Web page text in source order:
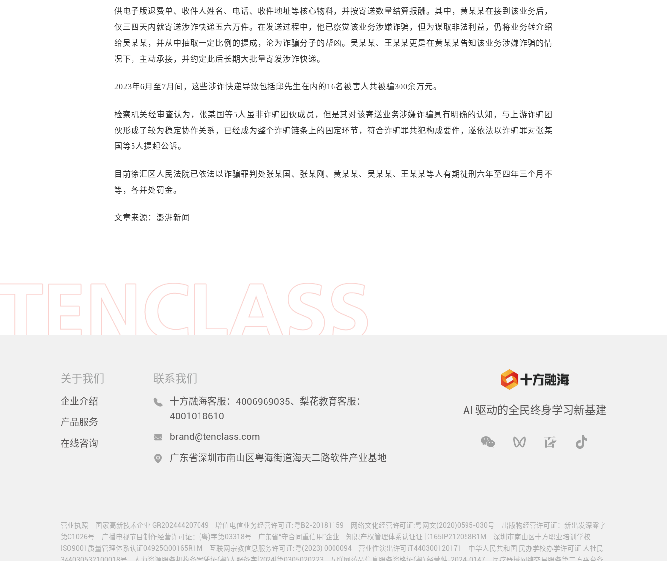
供电子版退费单、收件人姓名、电话、收件地址等核心物料，并按寄送数量结算报酬。其中，黄某某在接到该业务后，
仅三四天内就寄送涉诈快递五六万件。在发送过程中，他已察觉该业务涉嫌诈骗，但为谋取非法利益，仍将业务转介绍
给吴某某，并从中抽取一定比例的提成，沦为诈骗分子的帮凶。吴某某、王某某更是在黄某某告知该业务涉嫌诈骗的情
况下，主动承接，并约定此后长期大批量寄发涉诈快递。
2023年6月至7月间，这些涉诈快递导致包括邱先生在内的16名被害人共被骗300余万元。
检察机关经审查认为，张某国等5人虽非诈骗团伙成员，但是其对该寄送业务涉嫌诈骗具有明确的认知，与上游诈骗团
伙形成了较为稳定协作关系，已经成为整个诈骗链条上的固定环节，符合诈骗罪共犯构成要件，遂依法以诈骗罪对张某
国等5人提起公诉。
目前徐汇区人民法院已依法以诈骗罪判处张某国、张某刚、黄某某、吴某某、王某某等人有期徒刑六年至四年三个月不
等，各并处罚金。
文章来源：澎湃新闻
关于我们
企业介绍
产品服务
在线咨询
联系我们
十方融海客服：4006969035、梨花教育客服：
4001018610
brand@tenclass.com
广东省深圳市南山区粤海街道海天二路软件产业基地
AI 驱动的全民终身学习新基建
营业执照 国家高新技术企业 GR202444207049 增值电信业务经营许可证:粤B2-20181159 网络文化经营许可证:粤网文(2020)0595-030号
出版物经营许可证：新出发深零字
第C1026号
广播电视节目制作经营许可证：(粤)字第03318号 广东省“守合同重信用”企业 知识产权管理体系认证证书165IP212058R1M
深圳市南山区十方职业培训学校
ISO9001质量管理体系认证04925Q00165R1M
互联网宗教信息服务许可证:粤(2023) 0000094 营业性演出许可证440300120171
中华人民共和国 民办学校办学许可证 人社民